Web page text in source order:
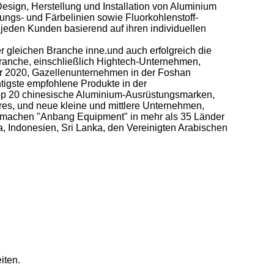
Herstellung und Installation von Aluminium
und Färbelinien sowie Fluorkohlenstoff-
Kunden basierend auf ihren individuellen
gleichen Branche inne.und auch erfolgreich die
einschließlich Hightech-Unternehmen,
Gazellenunternehmen in der Foshan
empfohlene Produkte in der
20 chinesische Aluminium-Ausrüstungsmarken,
und neue kleine und mittlere Unternehmen,
"Anbang Equipment" in mehr als 35 Länder
Indonesien, Sri Lanka, den Vereinigten Arabischen